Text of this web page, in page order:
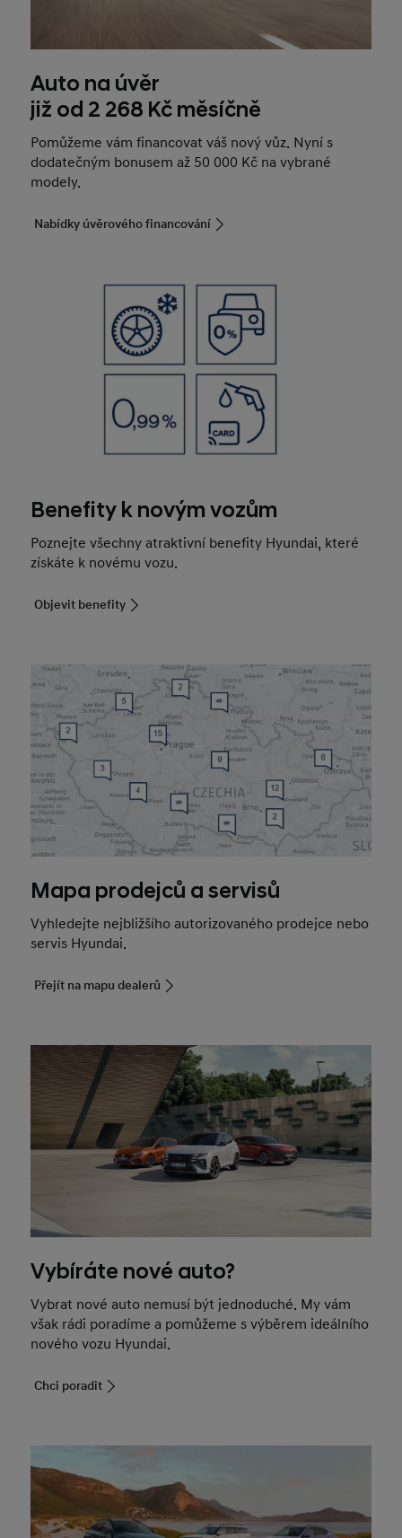
Auto na úvěr
již od 2 268 Kč měsíčně
Pomůžeme vám financovat váš nový vůz. Nyní s
dodatečným bonusem až 50 000 Kč na vybrané
modely.
Nabídky úvěrového financování
Benefity k novým vozům
Poznejte všechny atraktivní benefity Hyundai, které
získáte k novému vozu.
Objevit benefity
Mapa prodejců a servisů
Vyhledejte nejbližšího autorizovaného prodejce nebo
servis Hyundai.
Přejít na mapu dealerů
Vybíráte nové auto?
Vybrat nové auto nemusí být jednoduché. My vám
však rádi poradíme a pomůžeme s výběrem ideálního
nového vozu Hyundai.
Chci poradit